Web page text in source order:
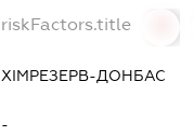
riskFactors.title
ХІМРЕЗЕРВ-ДОНБАС
-